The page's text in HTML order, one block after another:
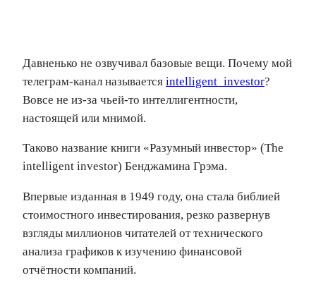
Давненько не озвучивал базовые вещи. Почему мой
телеграм-канал называется intelligent_investor?
Вовсе не из-за чьей-то интеллигентности,
настоящей или мнимой.
Таково название книги «Разумный инвестор» (The
intelligent investor) Бенджамина Грэма.
Впервые изданная в 1949 году, она стала библией
стоимостного инвестирования, резко развернув
взгляды миллионов читателей от технического
анализа графиков к изучению финансовой
отчётности компаний.